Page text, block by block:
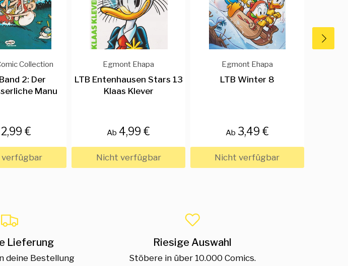
Collection
2: Der
Manu
2,99 €
verfügbar
Egmont Ehapa
LTB Entenhausen Stars 13
Klaas Klever
Ab 4,99 €
Nicht verfügbar
Egmont Ehapa
LTB Winter 8
Ab 3,49 €
Nicht verfügbar
Lieferung
deine Bestellung
Riesige Auswahl
Stöbere in über 10.000 Comics.